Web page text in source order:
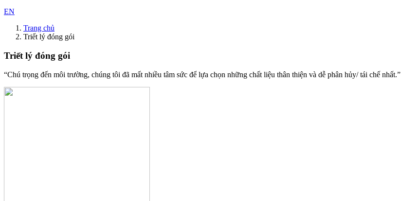
EN
Trang chủ
Triết lý đóng gói
Triết lý đóng gói
“Chú trọng đến môi trường, chúng tôi đã mất nhiều tâm sức để lựa chọn những chất liệu thân thiện và dễ phân hủy/ tái chế nhất.”